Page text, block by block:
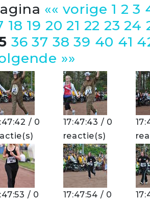
«« vorige 1 2 3
18 19 20 21 22 23 24
36 37 38 39 40 41
»»
/ 0
17:47:43 / 0
reactie(s)
/ 0
17:47:54 / 0